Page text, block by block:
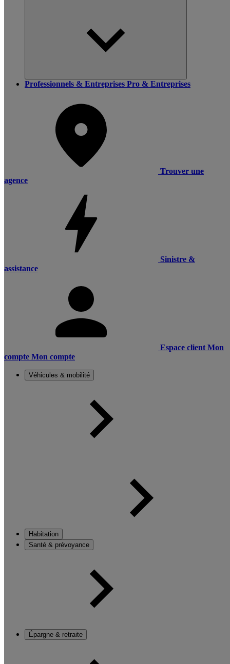
Professionnels & Entreprises Pro & Entreprises
Trouver une
agence
Sinistre &
assistance
Espace client Mon
compte Mon compte
Véhicules & mobilité
Habitation
Santé & prévoyance
Épargne & retraite